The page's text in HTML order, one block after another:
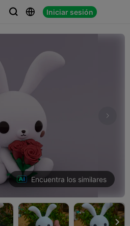
  Iniciar sesión
 
Encuentra los similares
